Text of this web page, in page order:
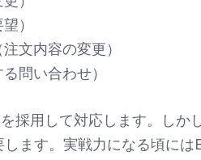
）
文内容の変更）
問い合わせ）
採用して対応します。しか
ます。実戦力になる頃には